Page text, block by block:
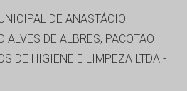
DE ANASTÁCIO
ALVES DE ALBRES, PACOTAO
DE HIGIENE E LIMPEZA LTDA -